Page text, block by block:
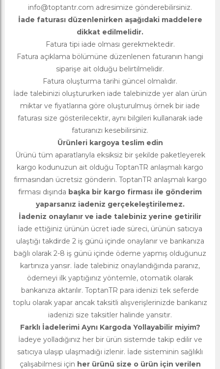
info@toptantr.com adresimize gönderebilirsiniz.
İade faturası düzenlenirken aşağıdaki maddelere
dikkat edilmelidir.
Fatura tipi iade olması gerekmektedir.
Fatura açıklama bölümüne düzenlenen faturanın hangi
siparişe ait olduğu belirtilmelidir.
Fatura oluşturma tarihi güncel olmalıdır.
İade talebinizi oluştururken iade talebinizde yer alan ürün
miktar ve fiyatlarına göre oluşturulmuş örnek bir iade
faturası size gösterilecektir, aynı bilgileri kullanarak iade
faturanızı kesebilirsiniz.
Ürünleri kargoya teslim edin
Ürünü tüm aparatlarıyla eksiksiz bir şekilde paketleyerek
kargo kodunuzun ait olduğu ToptanTR anlaşmalı kargo
firmasından ücretsiz gönderin. ToptanTR anlaşmalı kargo
firması dışında başka bir kargo firması ile gönderim
yaparsanız iadeniz gerçekeleştirilemez.
İadeniz onaylanır ve iade talebiniz yerine getirilir
İade ettiğiniz ürünün ücret iade süreci, ürünün satıcıya
ulaştığı takdirde 2 iş günü içinde onaylanır ve bankanıza
bağlı olarak 2-8 iş günü içinde ödeme yapmış olduğunuz
kartınıza yansır. İade talebiniz onaylandığında paranız,
ödemeyi ilk yaptığınız yöntemle, otomatik olarak
bankanıza aktarılır. ToptanTR para idenizi tek seferde
toplu olarak yapar ancak taksitli alışverişlerinizde bankanız
iadenizi size taksitler halinde yansıtır.
Farklı İadelerimi Aynı Kargoda Yollayabilir miyim?
İadeye yolladığınız her bir ürün sistemde takip edilir ve
satıcıya ulaşıp ulaşmadığı izlenir. İade sisteminin sağlıklı
çalışabilmesi için her ürünü size o ürün için verilen